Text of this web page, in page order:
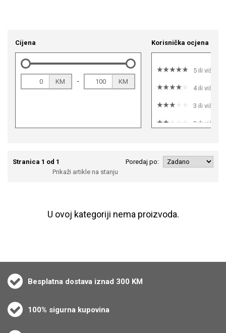
Cijena
KM - KM
Korisnička ocjena
5 ili više
4 ili više
3 ili više
2 ili više
Stranica 1 od 1
Poredaj po:
Prikaži artikle na stanju
U ovoj kategoriji nema proizvoda.
Besplatna dostava iznad 300 KM
100% sigurna kupovina